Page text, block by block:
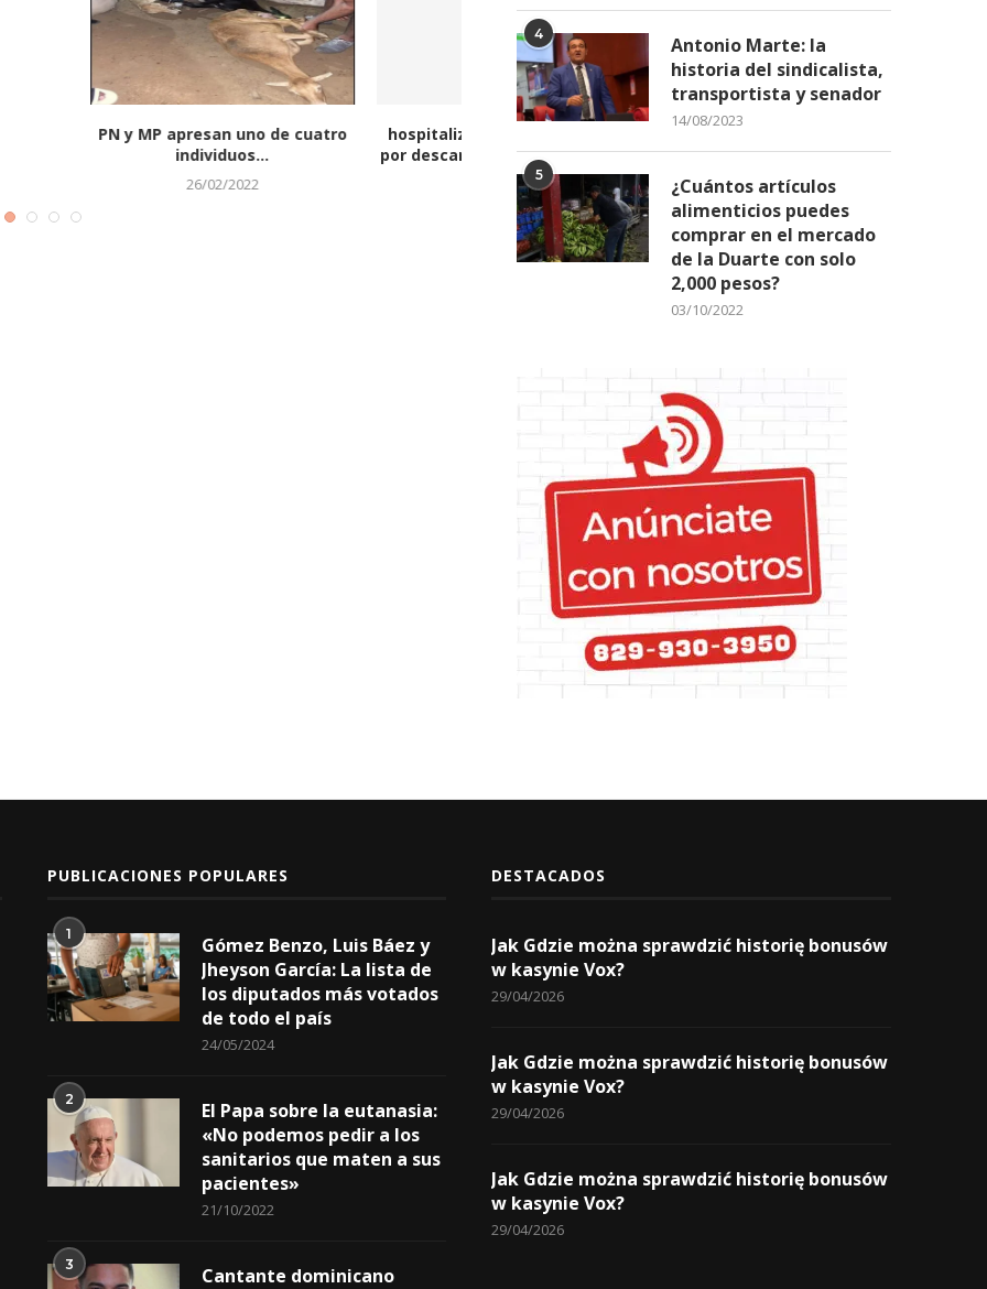
4
Antonio Marte: la
historia del sindicalista,
transportista y senador
14/08/2023
5
¿Cuántos artículos
alimenticios puedes
comprar en el mercado
de la Duarte con solo
2,000 pesos?
03/10/2022
PUBLICACIONES POPULARES
1
Gómez Benzo, Luis Báez y
Jheyson García: La lista de
los diputados más votados
de todo el país
24/05/2024
2
El Papa sobre la eutanasia:
«No podemos pedir a los
sanitarios que maten a sus
pacientes»
21/10/2022
3
Cantante dominicano
DESTACADOS
Jak Gdzie można sprawdzić historię bonusów
w kasynie Vox?
29/04/2026
Jak Gdzie można sprawdzić historię bonusów
w kasynie Vox?
29/04/2026
Jak Gdzie można sprawdzić historię bonusów
w kasynie Vox?
29/04/2026